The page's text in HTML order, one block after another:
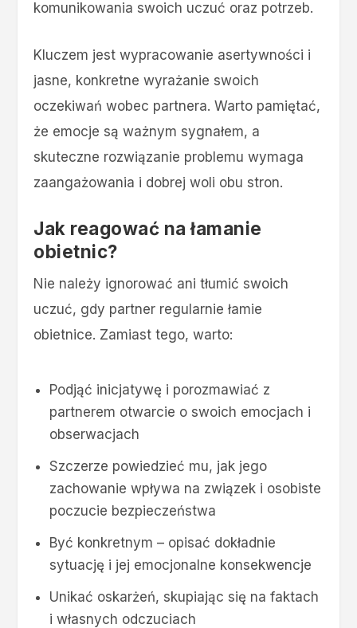
komunikowania swoich uczuć oraz potrzeb.
Kluczem jest wypracowanie asertywności i
jasne, konkretne wyrażanie swoich
oczekiwań wobec partnera. Warto pamiętać,
że emocje są ważnym sygnałem, a
skuteczne rozwiązanie problemu wymaga
zaangażowania i dobrej woli obu stron.
Jak reagować na łamanie
obietnic?
Nie należy ignorować ani tłumić swoich
uczuć, gdy partner regularnie łamie
obietnice. Zamiast tego, warto:
Podjąć inicjatywę i porozmawiać z
partnerem otwarcie o swoich emocjach i
obserwacjach
Szczerze powiedzieć mu, jak jego
zachowanie wpływa na związek i osobiste
poczucie bezpieczeństwa
Być konkretnym – opisać dokładnie
sytuację i jej emocjonalne konsekwencje
Unikać oskarżeń, skupiając się na faktach
i własnych odczuciach